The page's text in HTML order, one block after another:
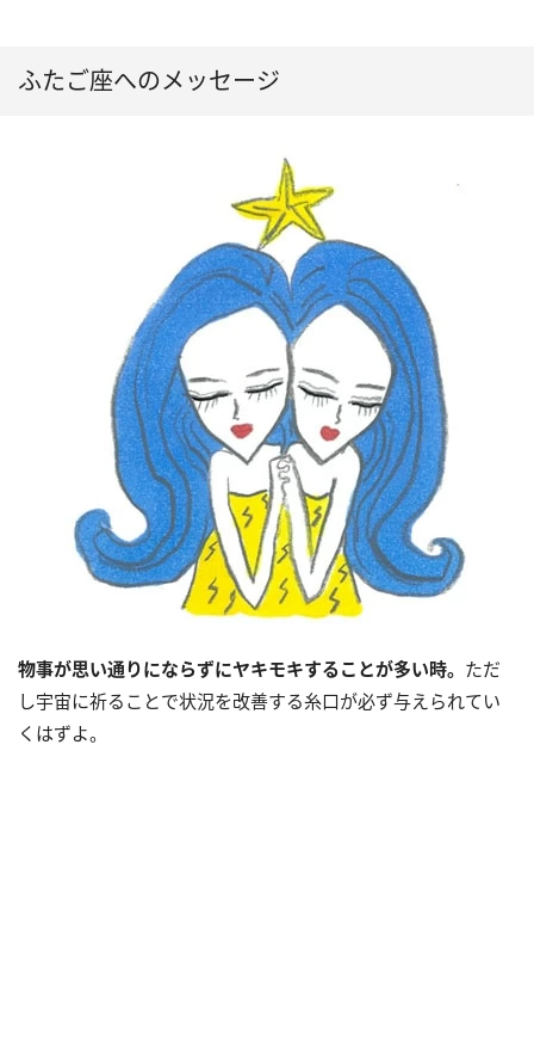
ふたご座へのメッセージ
物事が思い通りにならずにヤキモキすることが多い時。 ただ
し宇宙に祈ることで状況を改善する糸口が必ず与えられてい
くはずよ。